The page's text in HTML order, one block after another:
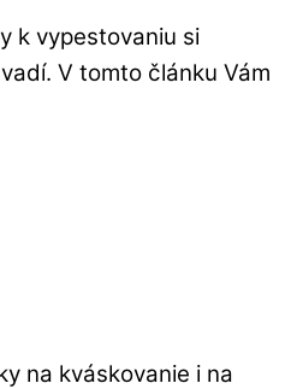
k vypestovaniu si
V tomto článku Vám
na kváskovanie i na